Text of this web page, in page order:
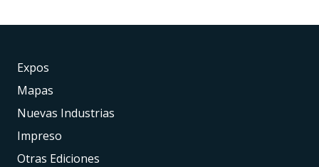
Expos
Mapas
Nuevas Industrias
Impreso
Otras Ediciones